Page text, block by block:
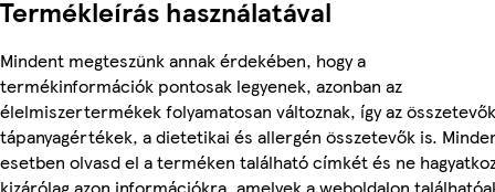
Termékleírás használatával
Mindent megteszünk annak érdekében, hogy a
termékinformációk pontosak legyenek, azonban az
élelmiszertermékek folyamatosan változnak, így az
tápanyagértékek, a dietetikai és allergén összetevők is.
esetben olvasd el a terméken található címkét és ne